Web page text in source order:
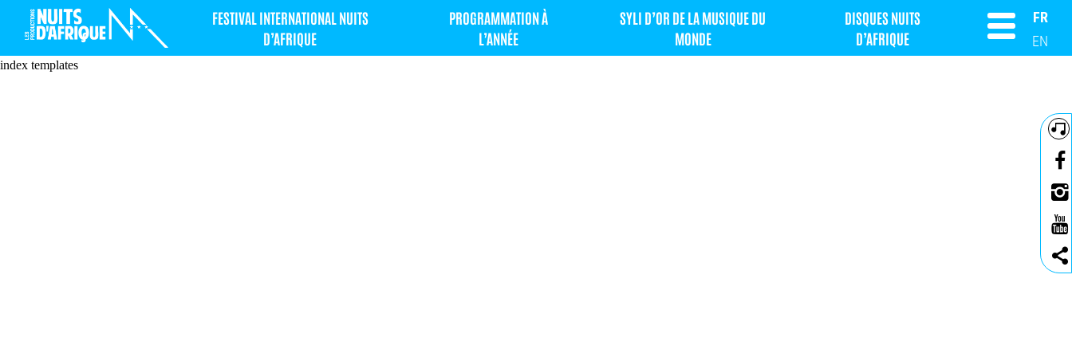
FESTIVAL INTERNATIONAL NUITS
D’AFRIQUE
PROGRAMMATION À
L’ANNÉE
SYLI D’OR DE LA MUSIQUE DU
MONDE
DISQUES NUITS
D’AFRIQUE
FR
EN
index templates